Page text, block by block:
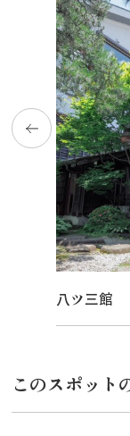
八ツ三館
このスポット